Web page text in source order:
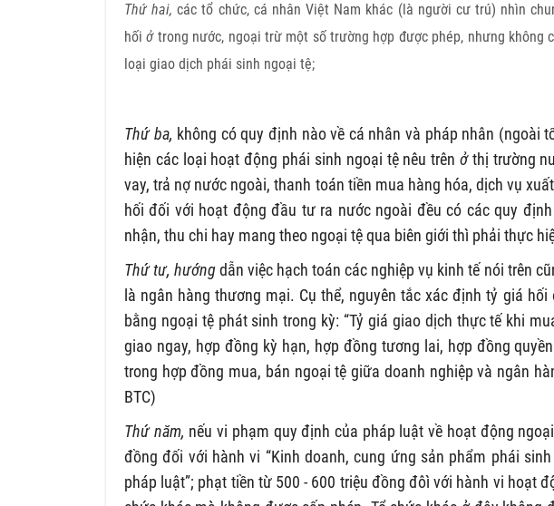
Thứ hai, các tổ chức, cá nhân Việt Nam khác (là người cư trú) nhìn
hốiở trong nước, ngoại trừ một số trường hợp được phép, nhưng không
loại giao dịch phái sinh ngoại tệ;
Thứ ba, không có quy định nào về cá nhân và pháp nhân
hiện các loại hoạt động phái sinh ngoại tệ nêu trên ởthị trường
vay, trả nợ nước ngoài, thanh toán tiền mua hàng hóa, dịch vụ
hối đối với hoạt động đầu tư ra nước ngoài đều có các quy
nhận, thu chi hay mang theo ngoại tệ qua biên giới thì phải thực
Thứ tư, hướngdẫn việc hạch toán các nghiệp vụ kinh tế nói trên
là ngân hàng thương mại. Cụ thể, nguyên tắc xác định tỷ giá
bằng ngoại tệ phát sinh trong kỳ: “Tỷ giá giao dịch thực tế khi
giao ngay, hợp đồng kỳ hạn, hợp đồng tương lai, hợp đồng
trong hợp đồng mua, bán ngoại tệ giữa doanh nghiệp và ngân
BTC)
Thứ năm, nếu vi phạm quy định của pháp luật về hoạt động
đồng đối với hành vi “Kinh doanh, cung ứng sản phẩm phái
pháp luật”; phạt tiền từ 500 - 600 triệu đồng đôì với hành vi hoạt